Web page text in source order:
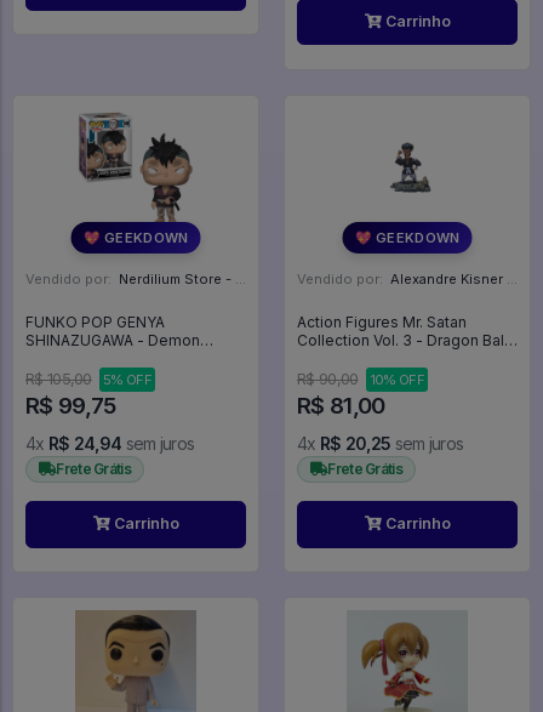
Carrinho
💖 GEEKDOWN
Vendido por: Nerdilium Store - SP
FUNKO POP GENYA
SHINAZUGAWA - Demon
R$ 105,00
5% OFF
R$ 99,75
4x R$ 24,94 sem juros
Frete Grátis
Carrinho
💖 GEEKDOWN
Vendido por: Alexandre Kisner - PR
Action Figures Mr. Satan
Collection Vol. 3 - Dragon Ball
R$ 90,00
10% OFF
R$ 81,00
4x R$ 20,25 sem juros
Frete Grátis
Carrinho